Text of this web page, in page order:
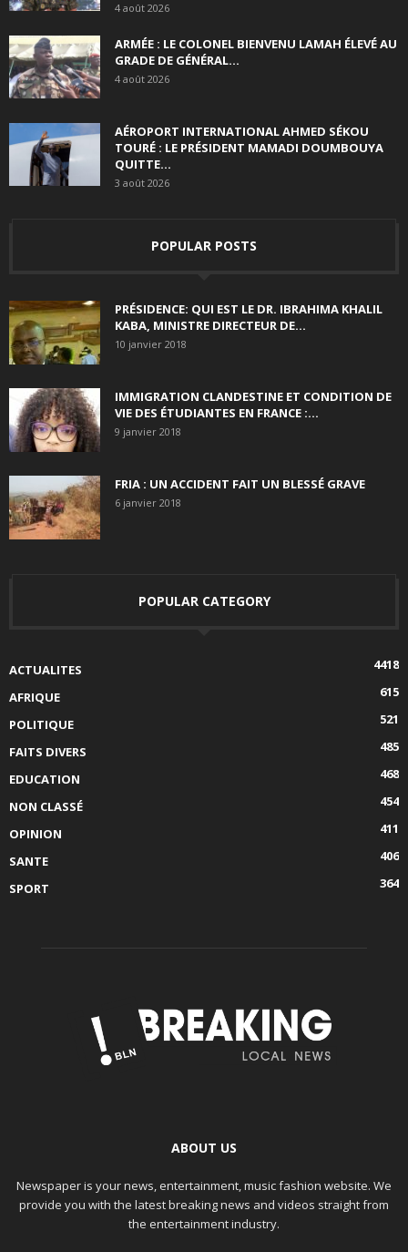
4 août 2026
ARMÉE : LE COLONEL BIENVENU LAMAH ÉLEVÉ AU
GRADE DE GÉNÉRAL...
4 août 2026
AÉROPORT INTERNATIONAL AHMED SÉKOU
TOURÉ : LE PRÉSIDENT MAMADI DOUMBOUYA
QUITTE...
3 août 2026
POPULAR POSTS
PRÉSIDENCE: QUI EST LE DR. IBRAHIMA KHALIL
KABA, MINISTRE DIRECTEUR DE...
10 janvier 2018
IMMIGRATION CLANDESTINE ET CONDITION DE
VIE DES ÉTUDIANTES EN FRANCE :...
9 janvier 2018
FRIA : UN ACCIDENT FAIT UN BLESSÉ GRAVE
6 janvier 2018
POPULAR CATEGORY
ACTUALITES
4418
AFRIQUE
615
POLITIQUE
521
FAITS DIVERS
485
EDUCATION
468
NON CLASSÉ
454
OPINION
411
SANTE
406
SPORT
364
ABOUT US
Newspaper is your news, entertainment, music fashion website. We
provide you with the latest breaking news and videos straight from
the entertainment industry.